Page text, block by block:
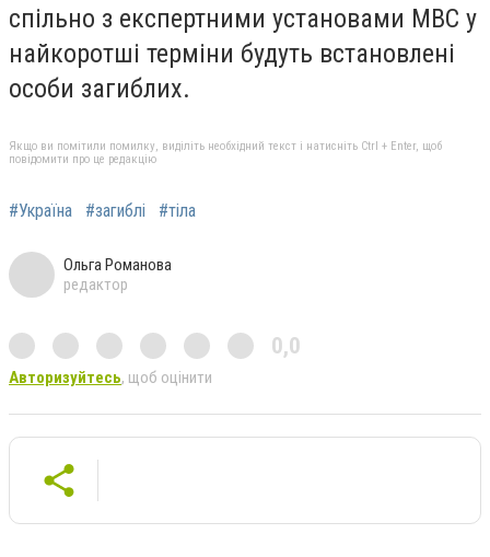
спільно з експертними установами МВС у
найкоротші терміни будуть встановлені
особи загиблих.
Якщо ви помітили помилку, виділіть необхідний текст і натисніть Ctrl + Enter, щоб
повідомити про це редакцію
#Україна #загиблі #тіла
Ольга Романова
редактор
0,0
Авторизуйтесь, щоб оцінити